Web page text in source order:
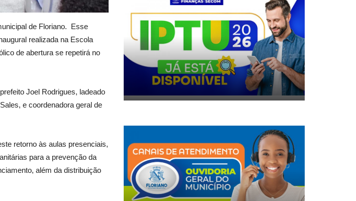
de Floriano. Esse
realizada na Escola
de abertura se repetirá no
Joel Rodrigues, ladeado
e coordenadora geral de
retorno às aulas presenciais,
para a prevenção da
além da distribuição